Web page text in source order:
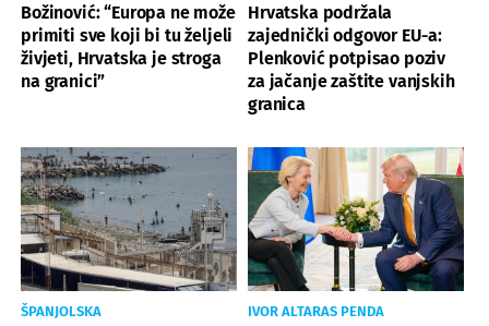
Božinović: “Europa ne može
primiti sve koji bi tu željeli
živjeti, Hrvatska je stroga
na granici”
Hrvatska podržala
zajednički odgovor EU-a:
Plenković potpisao poziv
za jačanje zaštite vanjskih
granica
ŠPANJOLSKA IVOR ALTARAS PENDA